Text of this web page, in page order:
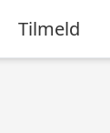
Tilmeld